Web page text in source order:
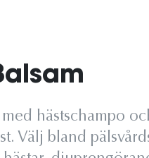
hästschampo
Välj bland